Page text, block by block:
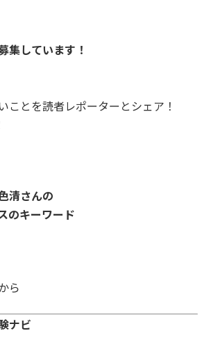
集しています！
ことを読者レポーターとシェア！
清さんの
のキーワード
ら
ナビ